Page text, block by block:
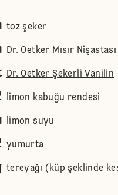
toz şeker
Dr. Oetker Mısır Nişastası
Dr. Oetker Şekerli Vanilin
limon kabuğu rendesi
limon suyu
yumurta
tereyağı (küp şeklinde